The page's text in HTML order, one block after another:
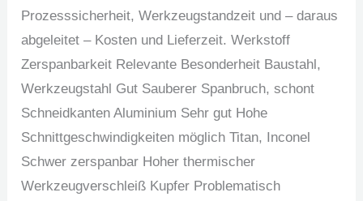
Prozesssicherheit, Werkzeugstandzeit und – daraus
abgeleitet – Kosten und Lieferzeit. Werkstoff
Zerspanbarkeit Relevante Besonderheit Baustahl,
Werkzeugstahl Gut Sauberer Spanbruch, schont
Schneidkanten Aluminium Sehr gut Hohe
Schnittgeschwindigkeiten möglich Titan, Inconel
Schwer zerspanbar Hoher thermischer
Werkzeugverschleiß Kupfer Problematisch